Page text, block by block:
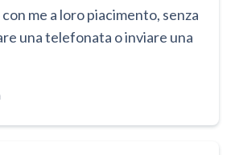
me a loro piacimento, senza
una telefonata o inviare una